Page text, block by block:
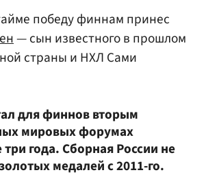
победу финнам принес
— сын известного в прошлом
страны и НХЛ Сами
для финнов вторым
мировых форумах
года. Сборная России не
медалей с 2011-го.